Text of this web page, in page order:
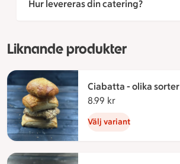
Hur levereras din catering?
Liknande produkter
Ciabatta - olika sorter
8.99 kr
Välj variant